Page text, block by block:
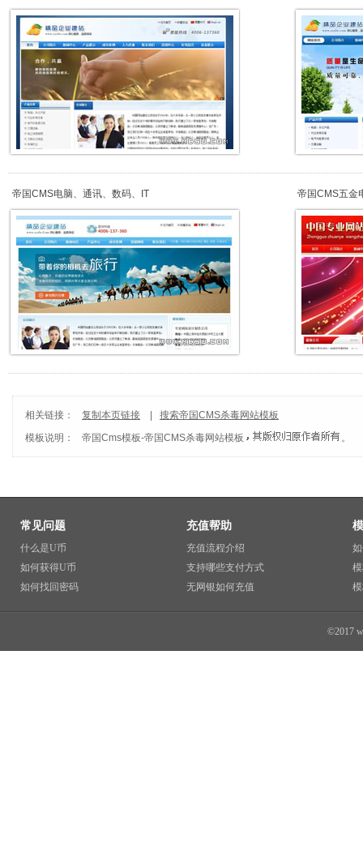
帝国CMS电脑、通讯、数码、IT 帝国CMS五金
相关链接： 复制本页链接
搜索帝国CMS杀毒网站模板
模板说明：
帝国Cms模板-帝国CMS杀毒网站模板 。
常见问题
什么是U币
如何获得U币
如何找回密码
充值帮助
充值流程介绍
支持哪些支付方式
无网银如何充值
©2017